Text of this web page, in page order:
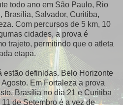
todo ano em São Paulo, Rio
Brasília, Salvador, Curitiba,
Com percursos de 5 km, 10
cidades, a prova é
trajeto, permitindo que o atleta
etapa.
estão definidas. Belo Horizonte
Em Fortaleza a prova
Brasília no dia 21 e Curitiba
de Setembro é a vez de